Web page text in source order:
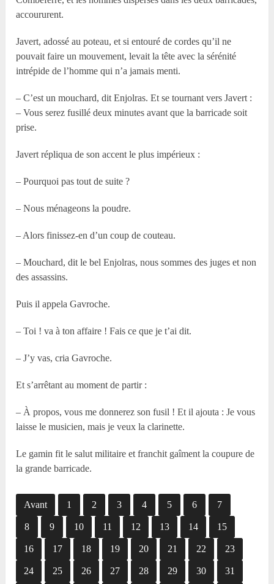
accoururent.
Javert, adossé au poteau, et si entouré de cordes qu’il ne
pouvait faire un mouvement, levait la tête avec la sérénité
intrépide de l’homme qui n’a jamais menti.
– C’est un mouchard, dit Enjolras. Et se tournant vers Javert :
– Vous serez fusillé deux minutes avant que la barricade soit
prise.
Javert répliqua de son accent le plus impérieux :
– Pourquoi pas tout de suite ?
– Nous ménageons la poudre.
– Alors finissez-en d’un coup de couteau.
– Mouchard, dit le bel Enjolras, nous sommes des juges et non
des assassins.
Puis il appela Gavroche.
– Toi ! va à ton affaire ! Fais ce que je t’ai dit.
– J’y vas, cria Gavroche.
Et s’arrêtant au moment de partir :
– À propos, vous me donnerez son fusil ! Et il ajouta : Je vous
laisse le musicien, mais je veux la clarinette.
Le gamin fit le salut militaire et franchit gaîment la coupure de
la grande barricade.
Avant 1 2 3 4 5 6 7
8 9 10 11 12 13 14 15
16 17 18 19 20 21 22 23
24 25 26 27 28 29 30 31